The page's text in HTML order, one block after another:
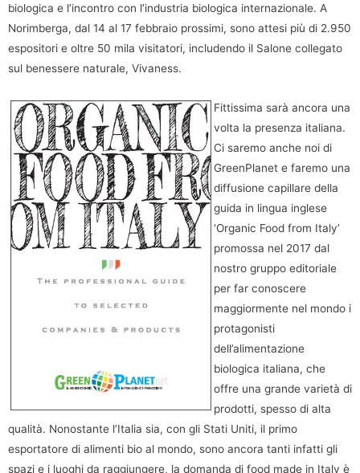
biologica e l’incontro con l’industria biologica internazionale. A
Norimberga, dal 14 al 17 febbraio prossimi, sono attesi più di 2.950
espositori e oltre 50 mila visitatori, includendo il Salone collegato
sul benessere naturale, Vivaness.
Fittissima sarà ancora una
volta la presenza italiana.
Ci saremo anche noi di
GreenPlanet e faremo una
diffusione capillare della
guida in lingua inglese
‘Organic Food from Italy’
promossa nel 2017 dal
nostro gruppo editoriale
per far conoscere
maggiormente nel mondo i
protagonisti
dell’alimentazione
biologica italiana, che
offre una grande varietà di
prodotti, spesso di alta
qualità. Nonostante l’Italia sia, con gli Stati Uniti, il primo
esportatore di alimenti bio al mondo, sono ancora tanti infatti gli
spazi e i luoghi da raggiungere, la domanda di food made in Italy è